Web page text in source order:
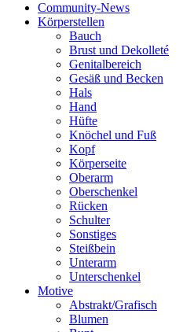
Community-News
Körperstellen
Bauch
Brust und Dekolleté
Genitalbereich
Gesäß und Becken
Hals
Hand
Hüfte
Knöchel und Fuß
Kopf
Körperseite
Oberarm
Oberschenkel
Rücken
Schulter
Sonstiges
Steißbein
Unterarm
Unterschenkel
Motive
Abstrakt/Grafisch
Blumen